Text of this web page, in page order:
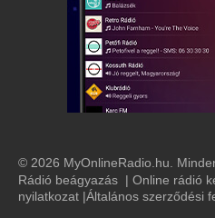
© 2026 MyOnlineRadio.hu.
Rádió beágyazás | Online rádió
nyilatkozat |Általános szerződési